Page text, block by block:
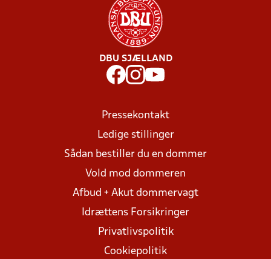
DBU SJÆLLAND
Pressekontakt
Ledige stillinger
Sådan bestiller du en dommer
Vold mod dommeren
Afbud + Akut dommervagt
Idrættens Forsikringer
Privatlivspolitik
Cookiepolitik